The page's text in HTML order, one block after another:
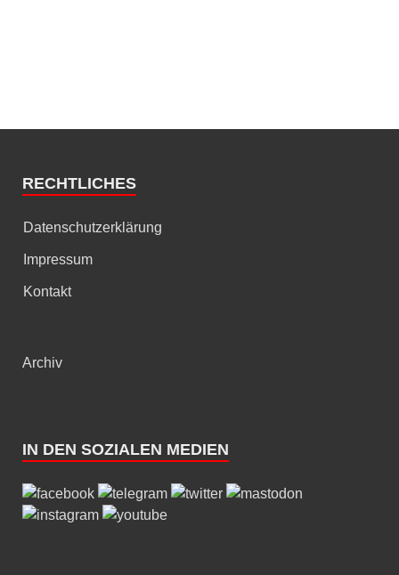
RECHTLICHES
Datenschutzerklärung
Impressum
Kontakt
Archiv
IN DEN SOZIALEN MEDIEN